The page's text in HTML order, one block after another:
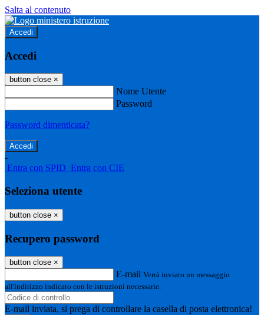
Salta al contenuto
Accedi
Accedi
button close ×
Nome Utente
Password
Password dimenticata?
-
Entra con SPID Entra con CIE
Seleziona utente
button close ×
Recupero password
button close ×
E-mail Verrà inviato un messaggio
all'indirizzo indicato con le istruzioni necessarie.
E-mail inviata, si prega di controllare la casella di posta elettronica!